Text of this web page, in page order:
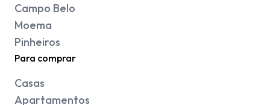
Campo Belo
Moema
Pinheiros
Para comprar
Casas
Apartamentos